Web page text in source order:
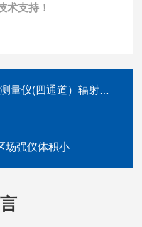
术支持！
仪(四通道）辐射防护
场强仪体积小